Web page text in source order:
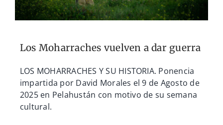
Los Moharraches vuelven a dar guerra
LOS MOHARRACHES Y SU HISTORIA. Ponencia
impartida por David Morales el 9 de Agosto de
2025 en Pelahustán con motivo de su semana
cultural.